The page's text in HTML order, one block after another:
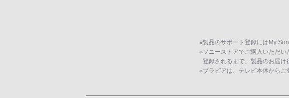
※製品のサポート登録にはMy
※ソニーストアでご購入いただ
登録されるまで、製品のお届
※ブラビアは、テレビ本体からご